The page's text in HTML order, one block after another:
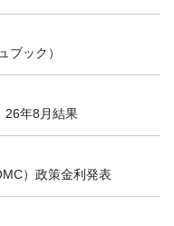
ブック）
26年8月結果
）政策金利発表